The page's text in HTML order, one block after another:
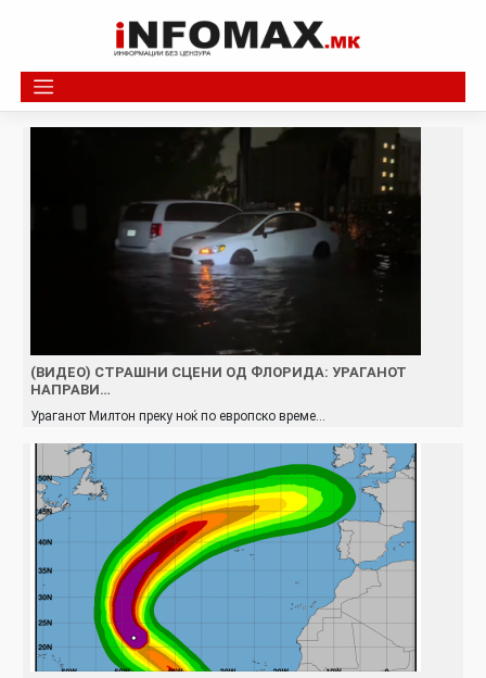
(ВИДЕО) СТРАШНИ СЦЕНИ ОД ФЛОРИДА: УРАГАНОТ
НАПРАВИ…
Ураганот Милтон преку ноќ по европско време…